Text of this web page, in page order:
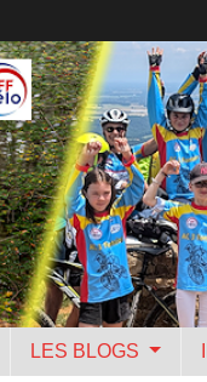
LES BLOGS